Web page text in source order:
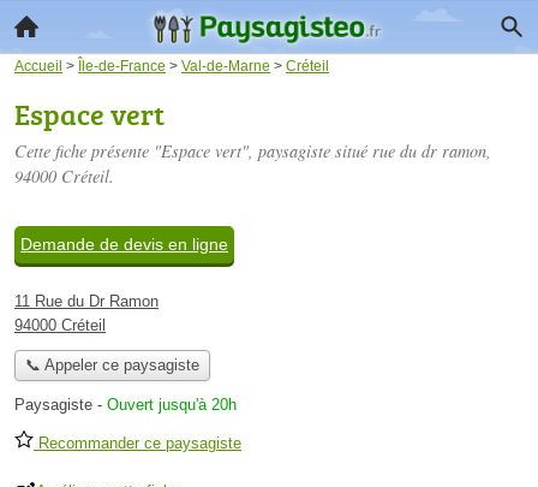
Accueil > Île-de-France > Val-de-Marne > Créteil
Espace vert
Cette fiche présente "Espace vert", paysagiste situé rue du dr ramon,
94000 Créteil.
Demande de devis en ligne
11 Rue du Dr Ramon
94000 Créteil
📞 Appeler ce paysagiste
Paysagiste - Ouvert jusqu'à 20h
Recommander ce paysagiste